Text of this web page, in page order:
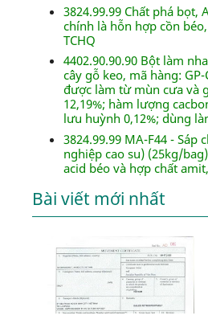
3824.99.99 Chất phá bọt,
chính là hỗn hợp cồn
TCHQ
4402.90.90.90 Bột làm
cây gỗ keo, mã hàng:
được làm từ mùn cưa và
12,19%; hàm lượng
lưu huỳnh 0,12%; dùng
3824.99.99 MA-F44 -
nghiệp cao su) (25kg/
acid béo và hợp chất
Bài viết mới nhất